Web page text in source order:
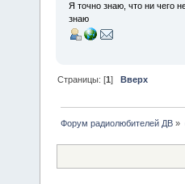
Я точно знаю, что ни чего
знаю
Страницы: [1]Вверх
Форум радиолюбителей ДВ »